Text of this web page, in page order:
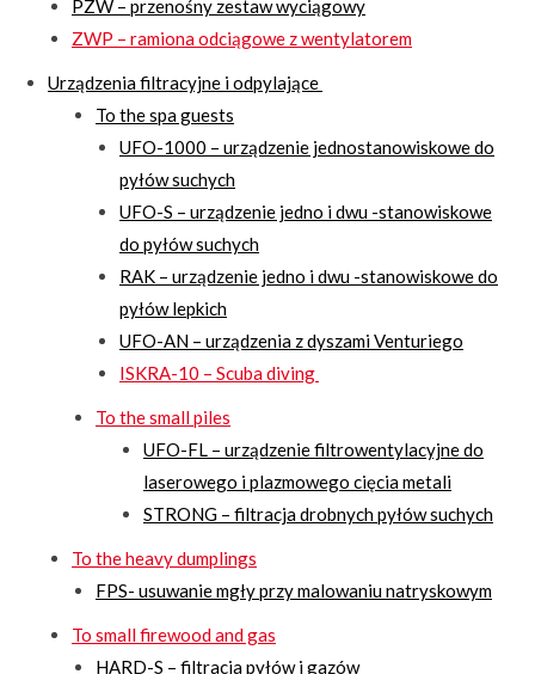
PZW – przenośny zestaw wyciągowy
ZWP – ramiona odciągowe z wentylatorem
Urządzenia filtracyjne i odpylające
To the spa guests
UFO-1000 – urządzenie jednostanowiskowe do
pyłów suchych
UFO-S – urządzenie jedno i dwu -stanowiskowe
do pyłów suchych
RAK – urządzenie jedno i dwu -stanowiskowe do
pyłów lepkich
UFO-AN – urządzenia z dyszami Venturiego
ISKRA-10 – Scuba diving
To the small piles
UFO-FL – urządzenie filtrowentylacyjne do
laserowego i plazmowego cięcia metali
STRONG – filtracja drobnych pyłów suchych
To the heavy dumplings
FPS- usuwanie mgły przy malowaniu natryskowym
To small firewood and gas
HARD-S – filtracja pyłów i gazów